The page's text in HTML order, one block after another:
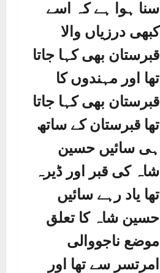
سنا ہوا ہے کہ اسے
کبھی درزیاں والا
قبرستان بھی کہا جاتا
تھا اور مہندوں کا
قبرستان بھی کہا جاتا
تھا قبرستان کے ساتھ
ہی سائیں حسین
شاہ کی قبر اور ڈیرہ
تھا یاد رہے سائیں
حسین شاہ کا تعلق
موضع ناجووالی
امرتسر سے تھا اور